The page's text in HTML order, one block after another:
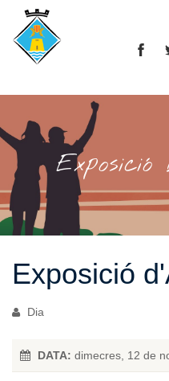
Exposició
Dia
DATA: dimecres, 12 de